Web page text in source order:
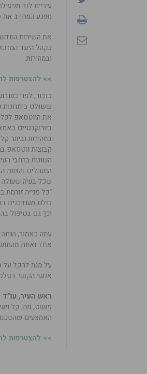
מפגע המחייב את
את השירות החדש
כקהל היעד
ובמהירות.
>> להצטרפות
כזכור, לפני
ששולט
את הווטסאפ
ביורוקרטיים
במהירות וביתר
קבוצות ווטסאפ
השונות ברחבי
המנהלים והצוות
שכל בעיה שעולה
“כל פנייה זורמת
כולם מעודכנים
וכך גם בטיפול
עתה כאמור, הנחה
אחד ואחת
על מנת להקל על
אנשי הקשר
ראש העיר, עו”ד
פשוט, נוח, קל
האמצעים
>> להצטרפות